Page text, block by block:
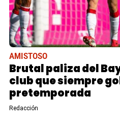
AMISTOSO
Brutal paliza del
club que siempre
pretemporada
Redacción